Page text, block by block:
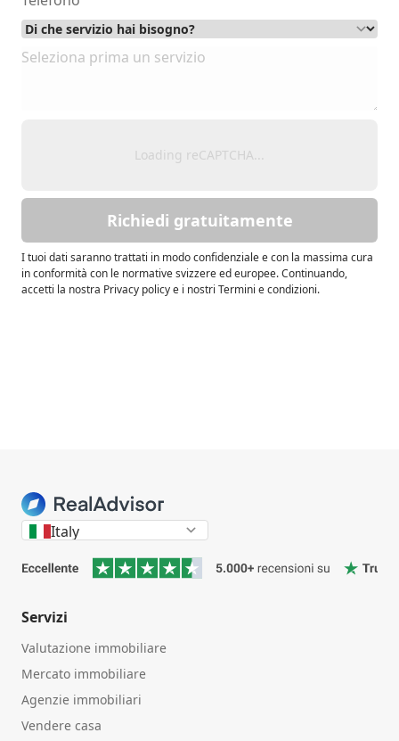
Loading reCAPTCHA...
Richiedi gratuitamente
I tuoi dati saranno trattati in modo confidenziale e con la massima cura
in conformità con le normative svizzere ed europee. Continuando,
accetti la nostra Privacy policy e i nostri Termini e condizioni.
Italy
Servizi
Valutazione immobiliare
Mercato immobiliare
Agenzie immobiliari
Vendere casa